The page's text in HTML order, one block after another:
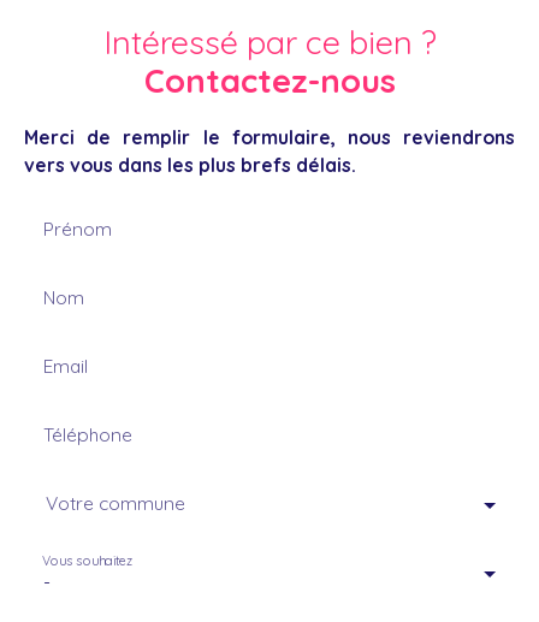
Intéressé par ce bien ?
Contactez-nous
Merci de remplir le formulaire, nous reviendrons
vers vous dans les plus brefs délais.
Prénom
Nom
Email
Téléphone
Votre commune
-
Vous souhaitez